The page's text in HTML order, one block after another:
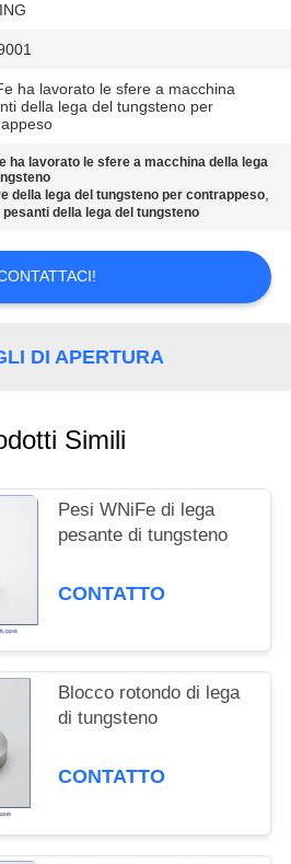
ha lavorato le sfere a macchina
della lega del tungsteno per
ha lavorato le sfere a macchina della lega
della lega del tungsteno per contrappeso,
pesanti della lega del tungsteno
DI APERTURA
Simili
Pesi WNiFe di lega
pesante di tungsteno
CONTATTO
Blocco rotondo di lega
di tungsteno
CONTATTO